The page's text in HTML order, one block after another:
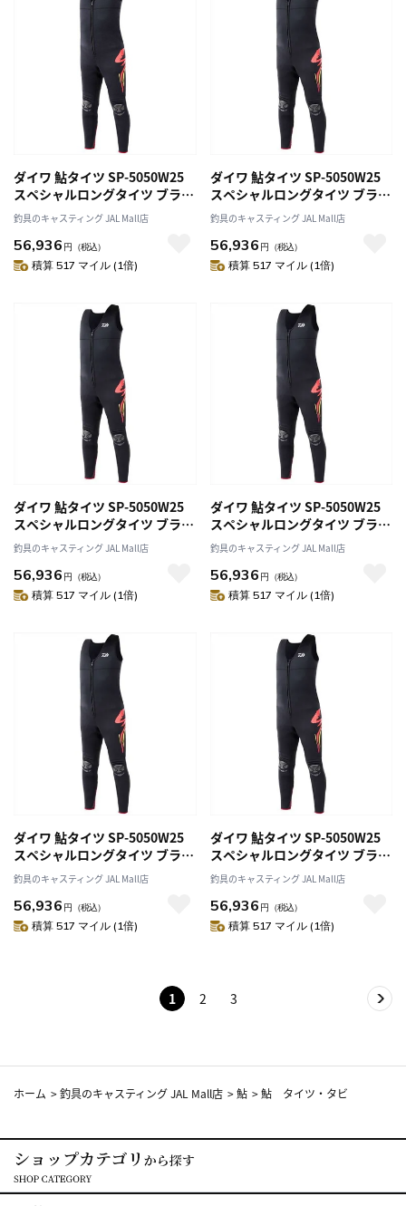
ダイワ 鮎タイツ SP-5050W25
スペシャルロングタイツ ブラッ
ク MA
釣具のキャスティング JAL Mall店
56,936 円 （税込）
積算 517 マイル (1倍)
ダイワ 鮎タイツ SP-5050W25
スペシャルロングタイツ ブラッ
ク LA
釣具のキャスティング JAL Mall店
56,936 円 （税込）
積算 517 マイル (1倍)
ダイワ 鮎タイツ SP-5050W25
スペシャルロングタイツ ブラッ
ク LLA
釣具のキャスティング JAL Mall店
56,936 円 （税込）
積算 517 マイル (1倍)
ダイワ 鮎タイツ SP-5050W25
スペシャルロングタイツ ブラッ
ク MB
釣具のキャスティング JAL Mall店
56,936 円 （税込）
積算 517 マイル (1倍)
ダイワ 鮎タイツ SP-5050W25
スペシャルロングタイツ ブラッ
ク LB
釣具のキャスティング JAL Mall店
56,936 円 （税込）
積算 517 マイル (1倍)
ダイワ 鮎タイツ SP-5050W25
スペシャルロングタイツ ブラッ
ク LLB
釣具のキャスティング JAL Mall店
56,936 円 （税込）
積算 517 マイル (1倍)
1 2 3
ホーム >釣具のキャスティング JAL Mall店 >鮎 >鮎 タイツ・タビ